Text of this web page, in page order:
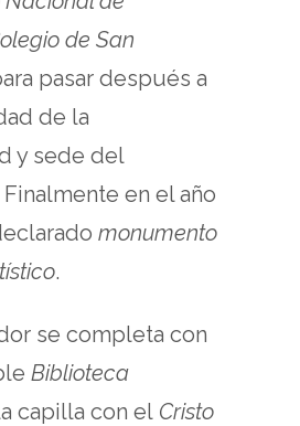
de San
pasar después a
de la
y sede del
en el año
monumento
.
se completa con
Biblioteca
capilla con el Cristo